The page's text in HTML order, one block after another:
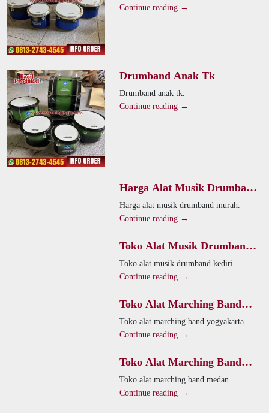
Continue reading →
Drumband Anak Tk
Drumband anak tk.
Continue reading →
Harga Alat Musik Drumband
Murah
Harga alat musik drumband murah.
Continue reading →
Toko Alat Musik Drumband
Kediri
Toko alat musik drumband kediri.
Continue reading →
Toko Alat Marching Band
Yogyakarta
Toko alat marching band yogyakarta.
Continue reading →
Toko Alat Marching Band
Medan
Toko alat marching band medan.
Continue reading →